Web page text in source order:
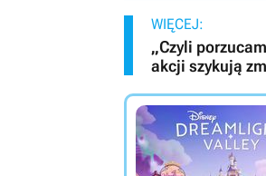
WIĘCEJ:
„Czyli
akcji szykują